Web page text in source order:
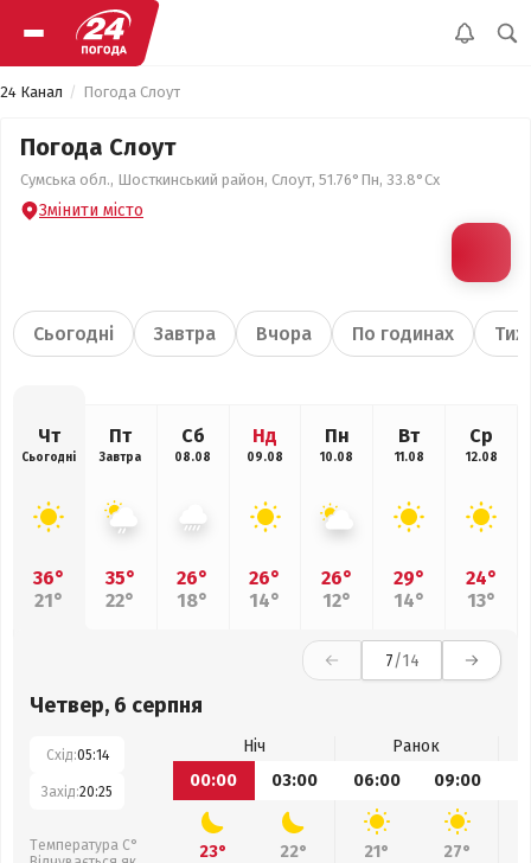
24 Канал Погода Слоут
Погода Слоут
Сумська обл., Шосткинський район, Слоут, 51.76°Пн, 33.8°Сх
Змінити місто
Сьогодні Завтра Вчора По годинах
Чт
Сьогодні
36°
21°
Пт
Завтра
35°
22°
Сб
08.08
26°
18°
Нд
09.08
26°
14°
Пн
10.08
26°
12°
Вт
11.08
29°
14°
Ср
12.08
24°
13°
7/14
Четвер, 6 серпня
Схід:05:14
Захід:20:25
Температура С°
Ніч
Ранок
00:00
03:00 06:00 09:00
23° 22° 21° 27°